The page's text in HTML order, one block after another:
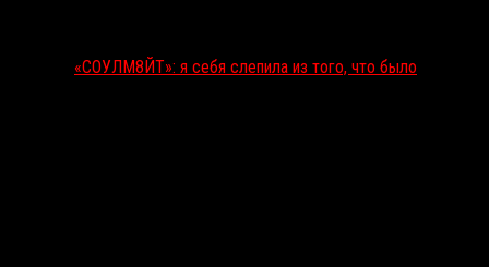
«СОУЛМ8ЙТ»: я себя слепила из того, что было